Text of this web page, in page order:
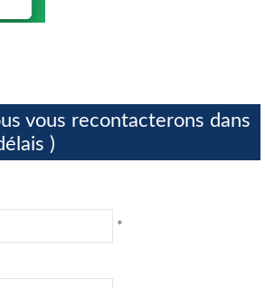
vous recontacterons dans
)
*